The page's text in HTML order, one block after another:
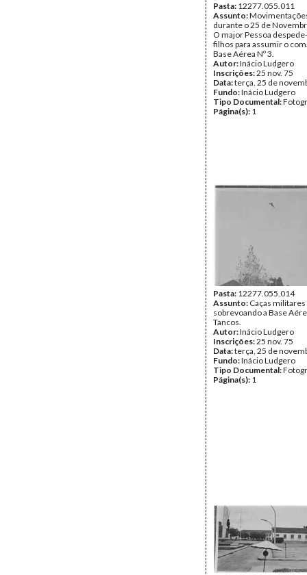
Pasta: 12277.055.011
Assunto:
durante o 25 de
O major Pessoa
filhos para assumir o
Base Aérea Nº 3.
Autor:Inácio Ludgero
Inscrições:25 nov. 75
Data:terça, 25 de
Fundo:Inácio Ludgero
Tipo Documental:
Página(s): 1
Pasta: 12277.055.014
Assunto: Caças militares
sobrevoando a Base
Tancos.
Autor:Inácio Ludgero
Inscrições:25 nov. 75
Data:terça, 25 de
Fundo:Inácio Ludgero
Tipo Documental:
Página(s): 1